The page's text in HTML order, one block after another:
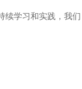
续学习和实践，我们